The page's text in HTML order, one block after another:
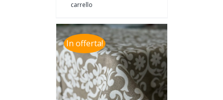
carrello
In offerta!